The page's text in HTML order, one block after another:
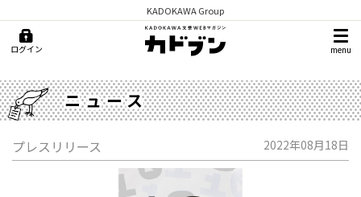
KADOKAWA Group
ログイン menu
ニュース
プレスリリース 2022年08月18日